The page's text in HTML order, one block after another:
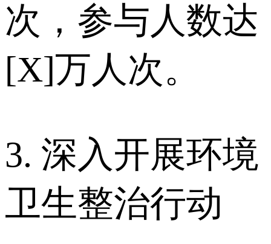
次，参与人数达
[X]万人次。
3. 深入开展环境
卫生整治行动